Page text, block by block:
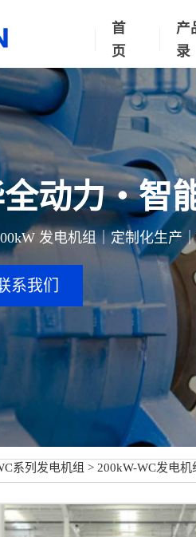
首
页
产
录
动力・智
发电机组｜定制化生产
系我们
系列发电机组 > 200kW-WC发电机